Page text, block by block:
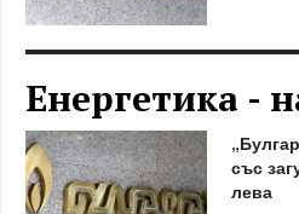
Енергетика -
със
лева